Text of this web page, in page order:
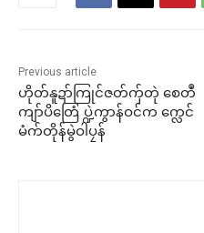
Previous article
ဟိုတ်နူဍာ်ကြုင်ဇတ်ကှ်တုဲ စေတဳ
ကျာ်ပိတြေံ ပ္ဍဲကွာန်ဝင်က က္လေင်
မံက်တိုန်မွဲဝါပၠန်